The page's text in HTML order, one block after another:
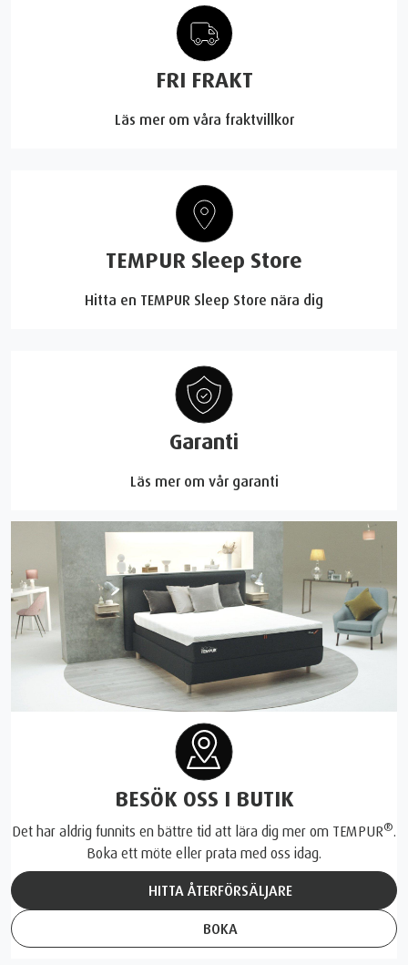
FRI FRAKT
Läs mer om våra fraktvillkor
TEMPUR Sleep Store
Hitta en TEMPUR Sleep Store nära dig
Garanti
Läs mer om vår garanti
BESÖK OSS I BUTIK
Det har aldrig funnits en bättre tid att lära dig mer om TEMPUR®.
Boka ett möte eller prata med oss idag.
HITTA ÅTERFÖRSÄLJARE
BOKA